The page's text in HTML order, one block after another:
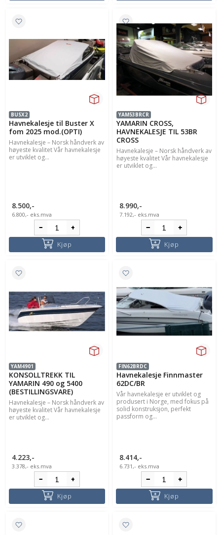
BUSX2
Havnekalesje til Buster X
fom 2025 mod.(OPTI)
Havnekalesje – Norsk håndverk av
høyeste kvalitet Vår havnekalesje
er utviklet og...
8.500,-
6.800,- eks.mva
Kjøp
YAM53BRCR
YAMARIN CROSS,
HAVNEKALESJE TIL 53BR
CROSS
Havnekalesje – Norsk håndverk av
høyeste kvalitet Vår havnekalesje
er utviklet og...
8.990,-
7.192,- eks.mva
Kjøp
YAM4901
KONSOLLTREKK TIL
YAMARIN 490 og 5400
(BESTILLINGSVARE)
Havnekalesje – Norsk håndverk av
høyeste kvalitet Vår havnekalesje
er utviklet og...
4.223,-
3.378,- eks.mva
Kjøp
FIN62BRDC
Havnekalesje Finnmaster
62DC/BR
Vår havnekalesje er utviklet og
produsert i Norge, med fokus på
solid konstruksjon, perfekt
passform og...
8.414,-
6.731,- eks.mva
Kjøp